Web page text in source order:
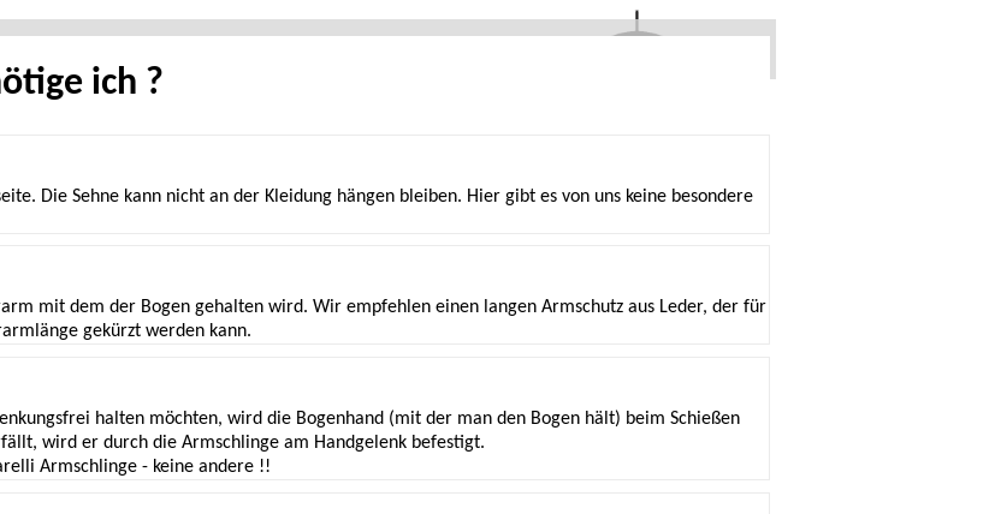
ich ?
Die Sehne kann nicht an der Kleidung hängen bleiben. Hier gibt es von uns keine besondere
mit dem der Bogen gehalten wird. Wir empfehlen einen langen Armschutz aus Leder, der für
gekürzt werden kann.
halten möchten, wird die Bogenhand (mit der man den Bogen hält) beim Schießen
wird er durch die Armschlinge am Handgelenk befestigt.
Armschlinge - keine andere !!